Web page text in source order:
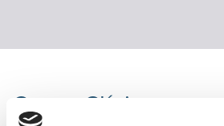
Corpo Clínico